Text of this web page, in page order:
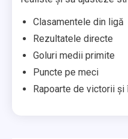
Clasamentele din ligă
Rezultatele directe
Goluri medii primite
Puncte pe meci
Rapoarte de victorii și